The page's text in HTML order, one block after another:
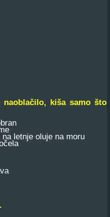
kiša samo što
letnje oluje na moru